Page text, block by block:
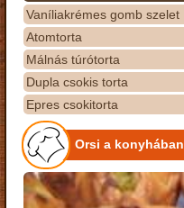
Vaníliakrémes gomb szelet
Atomtorta
Málnás túrótorta
Dupla csokis torta
Epres csokitorta
Orsi a konyhában